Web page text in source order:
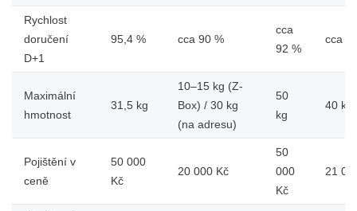
Rychlost
doručení
D+1
95,4 % cca 90 %
cca
92 %
cca
Maximální
hmotnost
31,5 kg
10–15 kg (Z-
Box) / 30 kg
(na adresu)
50
kg
40 kg
Pojištění v
ceně
50 000
Kč
20 000 Kč
50
000
Kč
21